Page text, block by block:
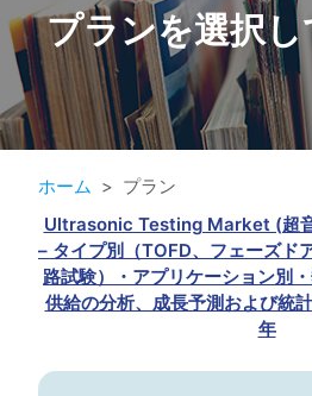
プランを選択
ホーム
プラン
Ultrasonic Testing Market (超
– タイプ別（TOFD、フェーズド
路試験）・アプリケーション別
供給の分析、成長予測および統
年